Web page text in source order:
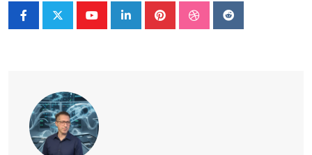
YoutubeLinkedInPinterestStumbleUpon
Reddit